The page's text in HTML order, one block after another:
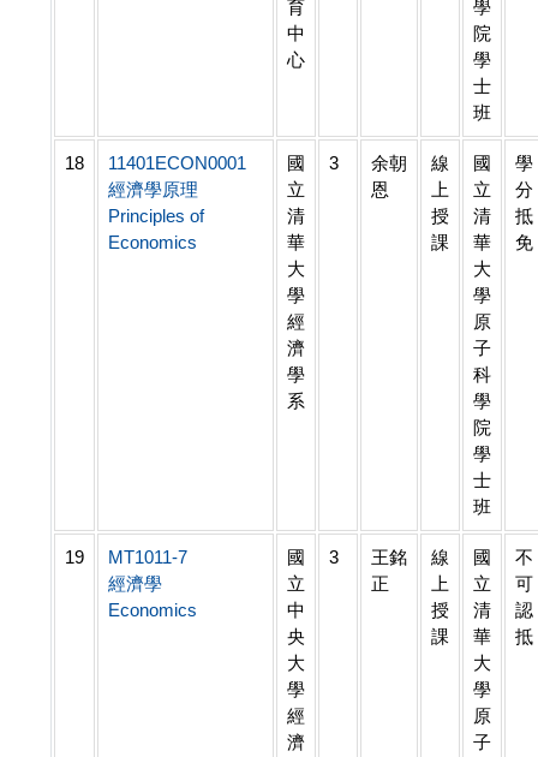
育
中
心
學
院
學
士
班
18
11401ECON0001
經濟學原理
Principles of
Economics
國
立
清
華
大
學
經
濟
學
系
3
余朝
恩
線
上
授
課
國
立
清
華
大
學
原
子
科
學
院
學
士
班
學
分
抵
免
19
MT1011-7
經濟學
Economics
國
立
中
央
大
學
經
濟
3
王銘
正
線
上
授
課
國
立
清
華
大
學
原
子
不
可
認
抵